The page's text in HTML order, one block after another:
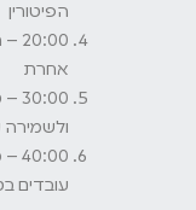
הפיטורין
אחרת
ולשמירה
עובדים